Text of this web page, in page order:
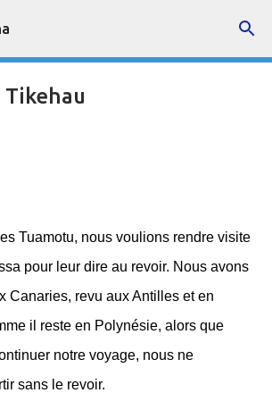
au contenu principal
Tikehau
Tuamotu, nous voulions rendre visite
pour leur dire au revoir. Nous avons
Canaries, revu aux Antilles et en
il reste en Polynésie, alors que
notre voyage, nous ne
sans le revoir.